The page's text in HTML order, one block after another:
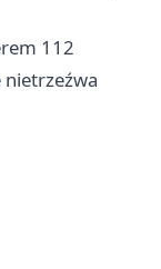
112